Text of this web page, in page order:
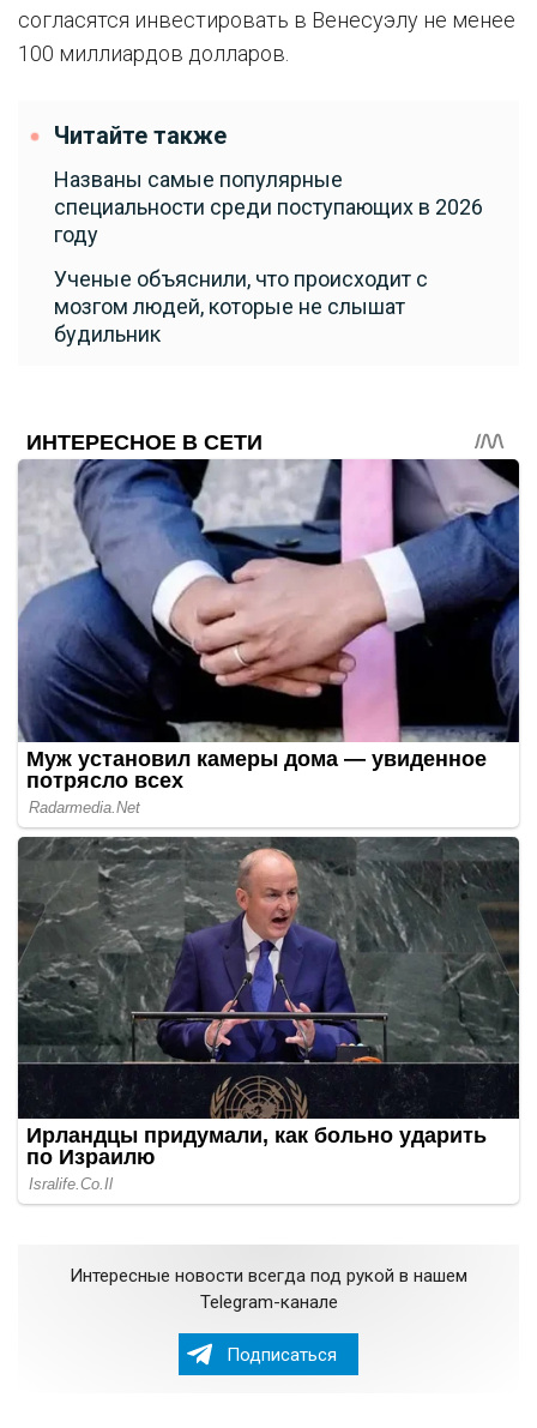
согласятся инвестировать в Венесуэлу не менее
100 миллиардов долларов.
Читайте также
Названы самые популярные
специальности среди поступающих в 2026
году
Ученые объяснили, что происходит с
мозгом людей, которые не слышат
будильник
Интересные новости всегда под рукой в нашем
Telegram-канале
Подписаться